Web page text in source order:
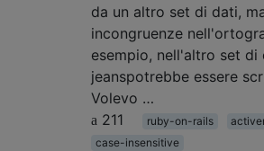
da un altro set di dati,
incongruenze
esempio, nell'altro set di
jeanspotrebbe essere
Volevo …
211
ruby-on-rails
case-insensitive